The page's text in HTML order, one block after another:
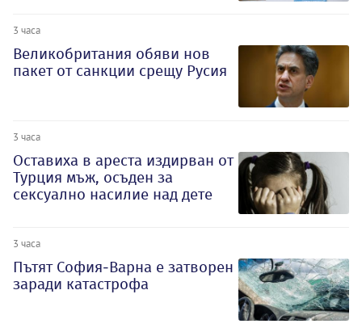
3 часа
Великобритания обяви нов
пакет от санкции срещу Русия
3 часа
Оставиха в ареста издирван от
Турция мъж, осъден за
сексуално насилие над дете
3 часа
Пътят София-Варна е затворен
заради катастрофа